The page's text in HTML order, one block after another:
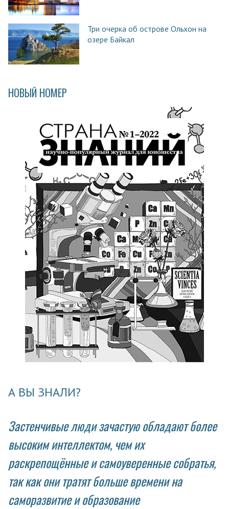
Три очерка об острове Ольхон на
озере Байкал
НОВЫЙ НОМЕР
А ВЫ ЗНАЛИ?
Застенчивые люди зачастую обладают более
высоким интеллектом, чем их
раскрепощённые и самоуверенные собратья,
так как они тратят больше времени на
саморазвитие и образование